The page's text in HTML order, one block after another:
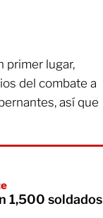
primer lugar,
del combate a
así que
1,500 soldados